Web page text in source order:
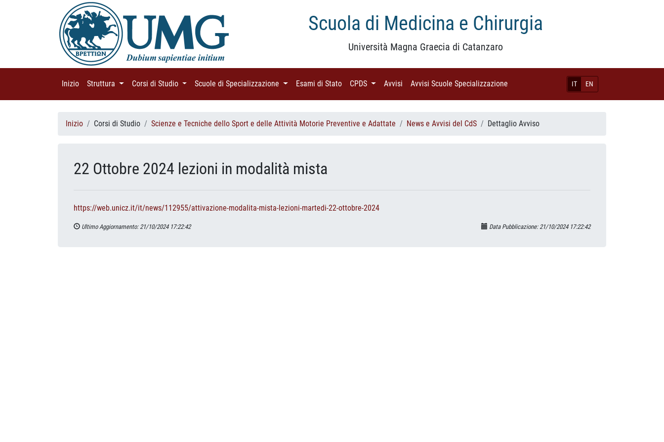
Scuola di Medicina e Chirurgia
Università Magna Graecia di Catanzaro
IT EN
Inizio (current)
Struttura (current)Corsi di Studio (current)Scuole di Specializzazione (current)Esami di Stato (current)
CPDS (current)
Avvisi (current)
Avvisi Scuole Specializzazione
Inizio Corsi di Studio Scienze e Tecniche dello Sport e delle Attività Motorie Preventive e Adattate News e Avvisi del CdS Dettaglio Avviso
22 Ottobre 2024 lezioni in modalità mista
https://web.unicz.it/it/news/112955/attivazione-modalita-mista-lezioni-martedi-22-ottobre-2024
Ultimo Aggiornamento: 21/10/2024 17:22:42 Data Pubblicazione: 21/10/2024 17:22:42